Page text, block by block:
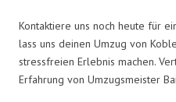
Kontaktiere uns noch heute für
lass uns deinen Umzug von
stressfreien Erlebnis machen.
Erfahrung von Umzugsmeister